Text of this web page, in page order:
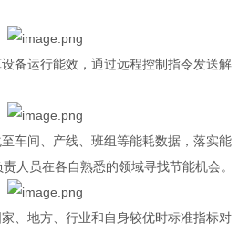
备运行能效，通过远程控制指令发送解
车间、产线、班组等能耗数据，落实能
人员在各自熟悉的领域寻找节能机会。
、地方、行业和自身较优时标准指标对